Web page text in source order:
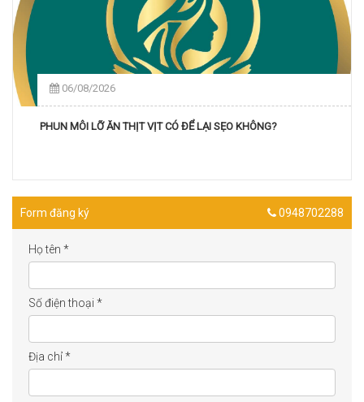
06/08/2026
PHUN MÔI LỠ ĂN THỊT VỊT CÓ ĐỂ LẠI SẸO KHÔNG?
Form đăng ký 0948702288
Họ tên *
Số điện thoại *
Địa chỉ*